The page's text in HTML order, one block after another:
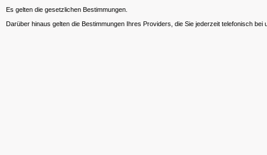
Es gelten die gesetzlichen Bestimmungen.
Darüber hinaus gelten die Bestimmungen Ihres Providers, die Sie jederzeit telefonisch bei